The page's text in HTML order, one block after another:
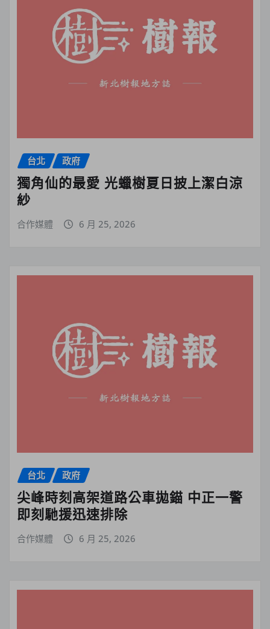
台北 政府
獨角仙的最愛 光蠟樹夏日披上潔白涼
紗
合作媒體 6 月 25, 2026
台北 政府
尖峰時刻高架道路公車拋錨 中正一警
即刻馳援迅速排除
合作媒體 6 月 25, 2026